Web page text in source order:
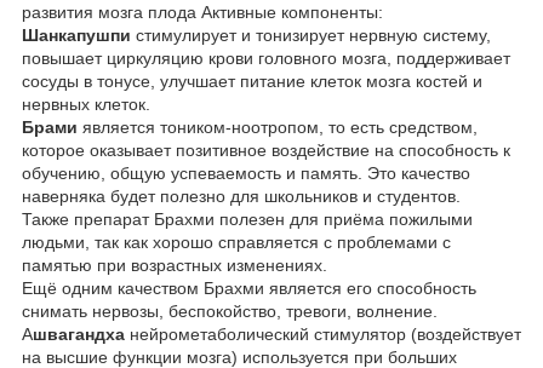
развития мозга плода Активные компоненты:
Шанкапушпи стимулирует и тонизирует нервную систему,
повышает циркуляцию крови головного мозга, поддерживает
сосуды в тонусе, улучшает питание клеток мозга костей и
нервных клеток.
Брами является тоником-ноотропом, то есть средством,
которое оказывает позитивное воздействие на способность к
обучению, общую успеваемость и память. Это качество
наверняка будет полезно для школьников и студентов.
Также препарат Брахми полезен для приёма пожилыми
людьми, так как хорошо справляется с проблемами с
памятью при возрастных изменениях.
Ещё одним качеством Брахми является его способность
снимать нервозы, беспокойство, тревоги, волнение.
Ашвагандха нейрометаболический стимулятор (воздействует
на высшие функции мозга) используется при больших